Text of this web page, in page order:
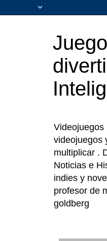
Videojuegos
videojuegos
multiplicar .
Noticias e
indies y
profesor de
goldberg